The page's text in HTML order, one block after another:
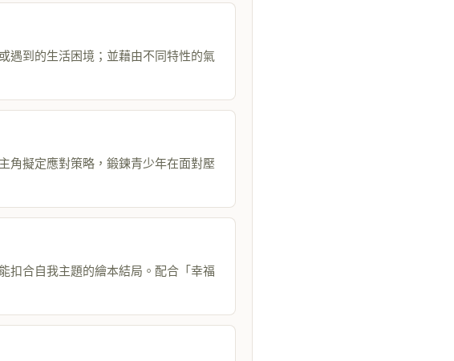
遇到的生活困境；並藉由不同特性的氣
角擬定應對策略，鍛鍊青少年在面對壓
扣合自我主題的繪本結局。配合「幸福